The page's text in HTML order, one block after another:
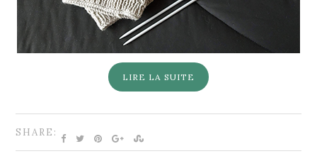
LIRE LA SUITE
SHARE: